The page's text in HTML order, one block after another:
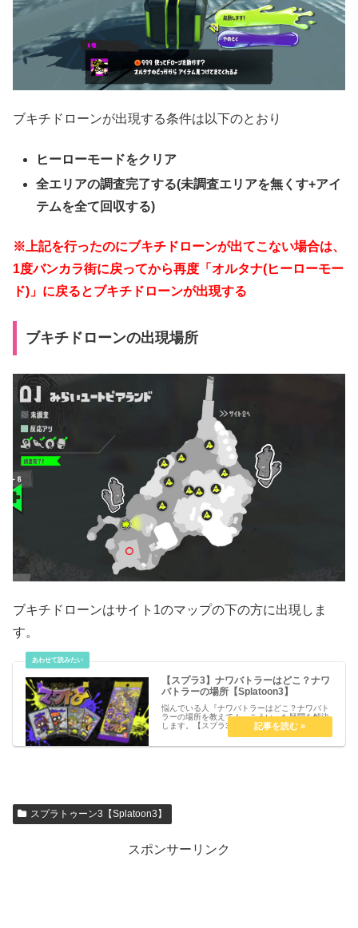
ブキチドローンが出現する条件は以下のとおり
ヒーローモードをクリア
全エリアの調査完了する(未調査エリアを無くす+アイ
テムを全て回収する)
※上記を行ったのにブキチドローンが出てこない場合は、
1度バンカラ街に戻ってから再度「オルタナ(ヒーローモー
ド)」に戻るとブキチドローンが出現する
ブキチドローンの出現場所
ブキチドローンはサイト1のマップの下の方に出現しま
す。
【スプラ3】ナワバトラーはどこ？ナワ
バトラーの場所【Splatoon3】
悩んでいる人『ナワバトラーはどこ？ナワバト
ラーの場所を教えて！』こういった疑問を解決
します。【スプラ3】ナワバトラーはどこ？ナ
ワバトラーの場所【Splatoon3】ナワバトラー
スプラトゥーン3【Splatoon3】
スポンサーリンク